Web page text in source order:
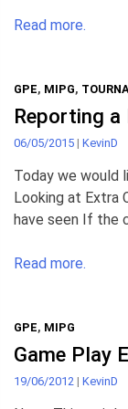
Read more.
GPE, MIPG,
Reporting
06/05/2015 | KevinD
Today we would
Looking at Extra
have seen If the
Read more.
GPE, MIPG
Game Play
19/06/2012 | KevinD